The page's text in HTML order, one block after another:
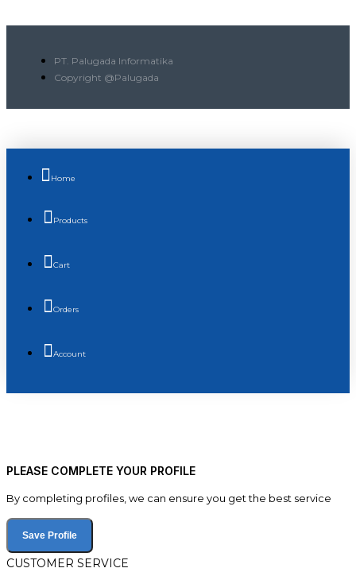
PT. Palugada Informatika
Copyright @Palugada
Home
Products
Cart
Orders
Account
PLEASE COMPLETE YOUR PROFILE
By completing profiles, we can ensure you get the best service
Save Profile
CUSTOMER SERVICE